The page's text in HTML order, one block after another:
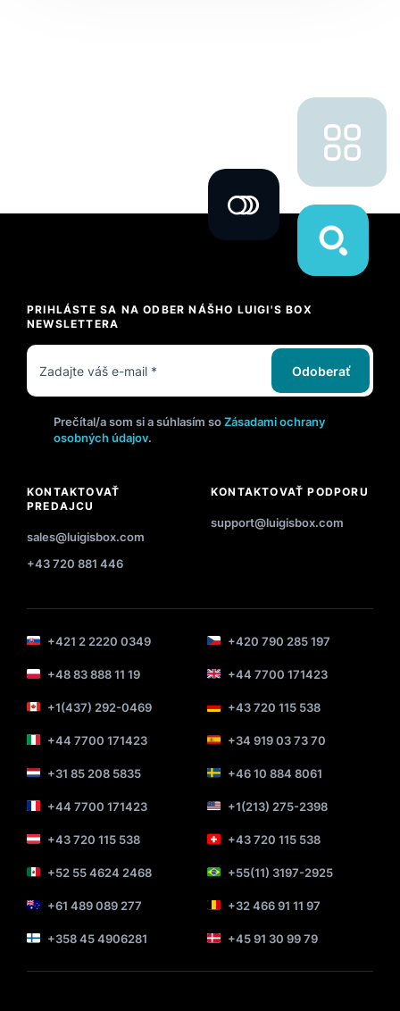
PRIHLÁSTE SA NA ODBER NÁŠHO LUIGI'S BOX
NEWSLETTERA
Odoberať
Prečítal/a som si a súhlasím soZásadami ochrany
osobných údajov.
KONTAKTOVAŤ
PREDAJCU
sales@luigisbox.com
+43 720 881 446
KONTAKTOVAŤ PODPORU
support@luigisbox.com
+421 2 2220 0349 +420 790 285 197
+48 83 888 11 19 +44 7700 171423
+1(437) 292-0469 +43 720 115 538
+44 7700 171423 +34 919 03 73 70
+31 85 208 5835 +46 10 884 8061
+44 7700 171423 +1(213) 275-2398
+43 720 115 538 +43 720 115 538
+52 55 4624 2468 +55(11) 3197-2925
+61 489 089 277 +32 466 91 11 97
+358 45 4906281 +45 91 30 99 79